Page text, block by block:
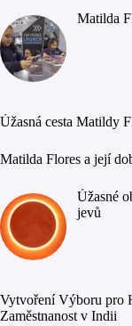
Matilda
Úžasná cesta Matildy
Matilda Flores a její
Úžasné
jevů
Vytvoření Výboru pro
Zaměstnanost v Indii